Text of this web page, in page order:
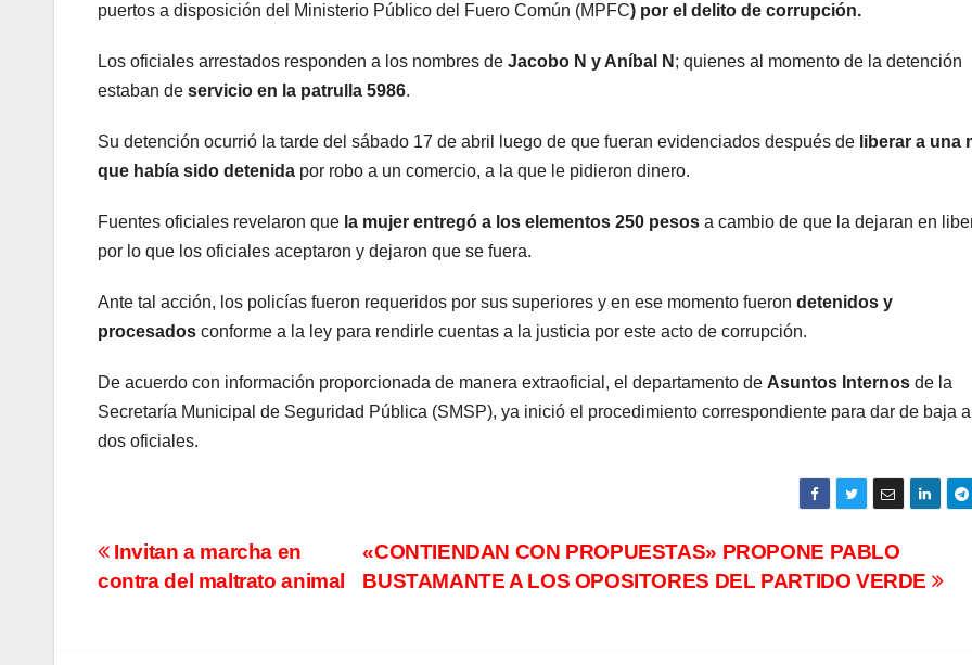
puertos a disposición del Ministerio Público del Fuero Común (MPFC) por el delito de corrupción.
Los oficiales arrestados responden a los nombres de Jacobo N y Aníbal N ; quienes al momento de la detención
estaban de servicio en la patrulla 5986.
Su detención ocurrió la tarde del sábado 17 de abril luego de que fueran evidenciados después de liberar a una
que había sido detenida por robo a un comercio, a la que le pidieron dinero.
Fuentes oficiales revelaron que la mujer entregó a los elementos 250 pesos a cambio de que la dejaran en
por lo que los oficiales aceptaron y dejaron que se fuera.
Ante tal acción, los policías fueron requeridos por sus superiores y en ese momento fueron detenidos y
procesados conforme a la ley para rendirle cuentas a la justicia por este acto de corrupción.
De acuerdo con información proporcionada de manera extraoficial, el departamento de Asuntos Internos de la
Secretaría Municipal de Seguridad Pública (SMSP), ya inició el procedimiento correspondiente para dar de baja
dos oficiales.
Navegación
«CONTIENDAN CON PROPUESTAS» PROPONE PABLO
BUSTAMANTE A LOS OPOSITORES DEL PARTIDO VERDE
Invitan a marcha en
contra del maltrato animal